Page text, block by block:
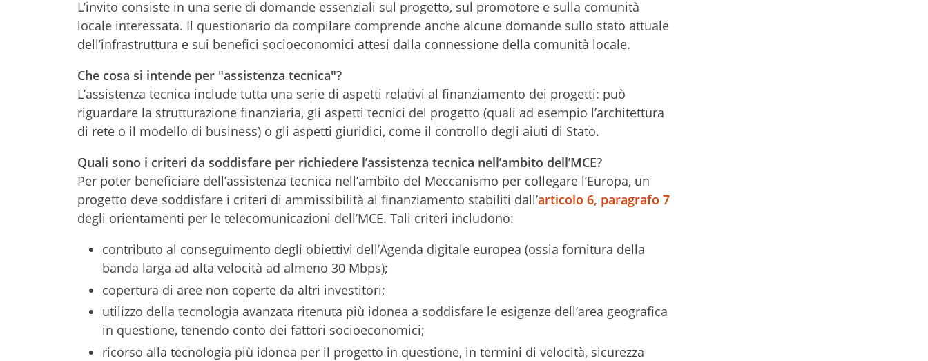
L’invito consiste in una serie di domande essenziali sul progetto, sul promotore e sulla comunità
locale interessata. Il questionario da compilare comprende anche alcune domande sullo stato attuale
dell’infrastruttura e sui benefici socioeconomici attesi dalla connessione della comunità locale.
Che cosa si intende per "assistenza tecnica"?
L’assistenza tecnica include tutta una serie di aspetti relativi al finanziamento dei progetti: può
riguardare la strutturazione finanziaria, gli aspetti tecnici del progetto (quali ad esempio l’architettura
di rete o il modello di business) o gli aspetti giuridici, come il controllo degli aiuti di Stato.
Quali sono i criteri da soddisfare per richiedere l’assistenza tecnica nell’ambito dell’MCE?
Per poter beneficiare dell’assistenza tecnica nell’ambito del Meccanismo per collegare l’Europa, un
progetto deve soddisfare i criteri di ammissibilità al finanziamento stabiliti dall’articolo 6, paragrafo 7
degli orientamenti per le telecomunicazioni dell’MCE. Tali criteri includono:
contributo al conseguimento degli obiettivi dell’Agenda digitale europea (ossia fornitura della
banda larga ad alta velocità ad almeno 30 Mbps);
copertura di aree non coperte da altri investitori;
utilizzo della tecnologia avanzata ritenuta più idonea a soddisfare le esigenze dell’area geografica
in questione, tenendo conto dei fattori socioeconomici;
ricorso alla tecnologia più idonea per il progetto in questione, in termini di velocità, sicurezza